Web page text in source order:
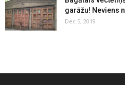
garāžu! Neviens
Dec 5, 2019